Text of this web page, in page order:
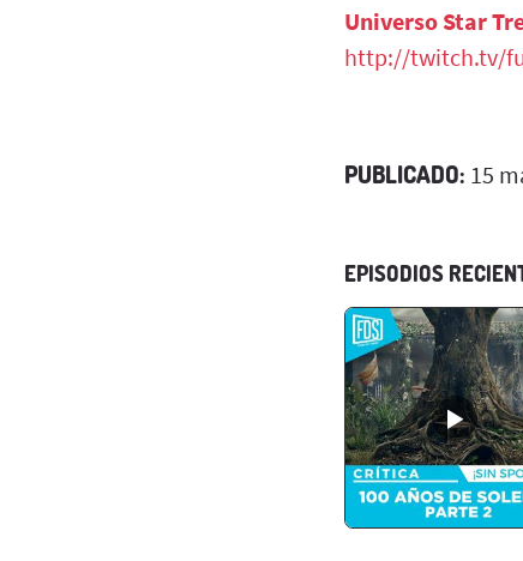
Universo Star
http://twitch.tv/
PUBLICADO: 15
EPISODIOS